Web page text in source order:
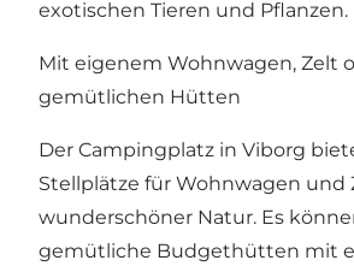
exotischen Tieren und Pflanzen.
Mit eigenem Wohnwagen, Zelt
gemütlichen Hütten
Der Campingplatz in Viborg
Stellplätze für Wohnwagen und
wunderschöner Natur. Es
gemütliche Budgethütten mit